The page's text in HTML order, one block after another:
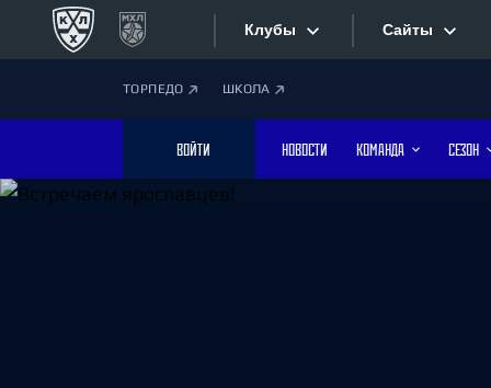
Клубы
Дивизион Боброва
Лада
Сайты
ТОРПЕДО ШКОЛА
ВОЙТИ НОВОСТИ КОМАНДА СЕЗОН